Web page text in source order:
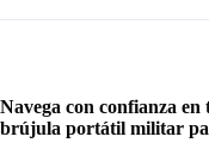
Navega con confianza
brújula portátil militar